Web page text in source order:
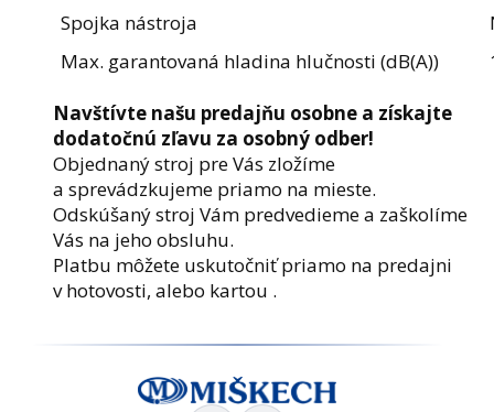
Spojka nástroja
Max. garantovaná hladina hlučnosti (dB(A))
Navštívte našu predajňu osobne a získajte
dodatočnú zľavu za osobný odber!
Objednaný stroj pre Vás zložíme
a sprevádzkujeme priamo na mieste.
Odskúšaný stroj Vám predvedieme a zaškolíme
Vás na jeho obsluhu.
Platbu môžete uskutočniť priamo na predajni
v hotovosti, alebo kartou .